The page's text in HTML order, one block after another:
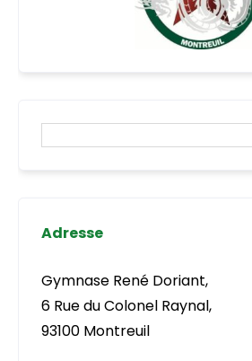
Rechercher
Adresse
Gymnase René Doriant,
6 Rue du Colonel Raynal,
93100 Montreuil